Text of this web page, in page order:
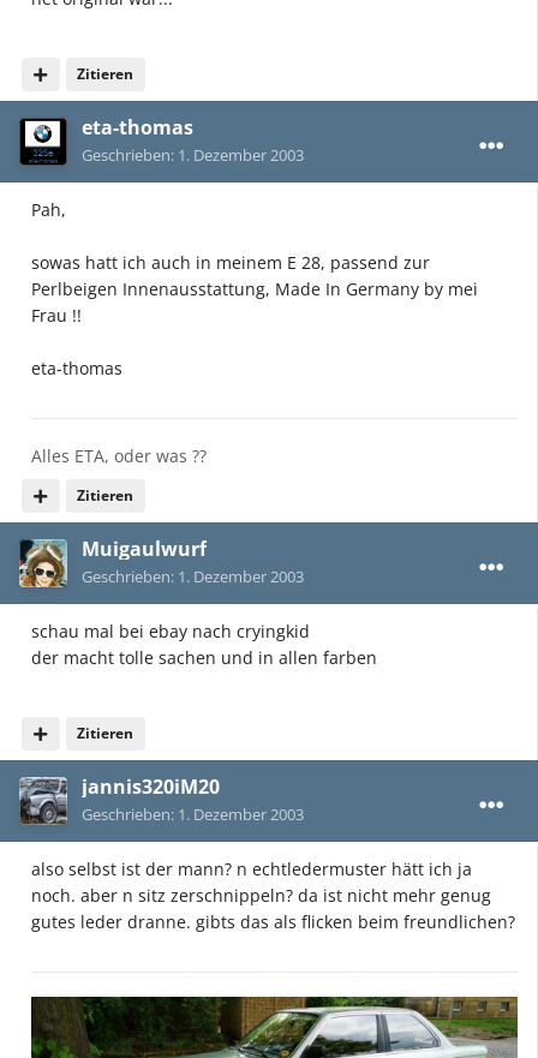
Zitieren
eta-thomas
Geschrieben: 1. Dezember 2003
Pah,
sowas hatt ich auch in meinem E 28, passend zur
Perlbeigen Innenausstattung, Made In Germany by mei
Frau !!
eta-thomas
Zitieren
Alles ETA, oder was ??
Muigaulwurf
Geschrieben: 1. Dezember 2003
schau mal bei ebay nach cryingkid
der macht tolle sachen und in allen farben
Zitieren
jannis320iM20
Geschrieben: 1. Dezember 2003
also selbst ist der mann? n echtledermuster hätt ich ja
noch. aber n sitz zerschnippeln? da ist nicht mehr genug
gutes leder dranne. gibts das als flicken beim freundlichen?